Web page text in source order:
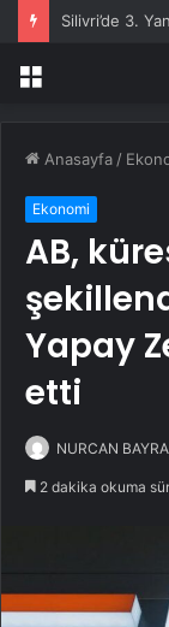
Silivri’de 3.
Menü
Anasayfa /
Ekonomi
AB,
Yapay
etti
NURCAN
2 dakika okuma